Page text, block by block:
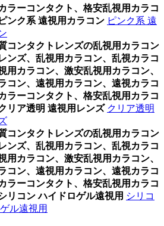
ラーコンタクト、格安乱視用カラコ
ンク系 遠視用カラコン ピンク系 遠
コンタクトレンズの乱視用カラコン
ンズ、乱視用カラコン、乱視カラコ
用カラコン、激安乱視用カラコン、
コン、遠視用カラコン、遠視カラコ
ラーコンタクト、格安乱視用カラコ
リア透明 遠視用レンズ クリア透明
コンタクトレンズの乱視用カラコン
ンズ、乱視用カラコン、乱視カラコ
用カラコン、激安乱視用カラコン、
コン、遠視用カラコン、遠視カラコ
ラーコンタクト、格安乱視用カラコ
リコン ハイドロゲル遠視用 シリコ
ル遠視用